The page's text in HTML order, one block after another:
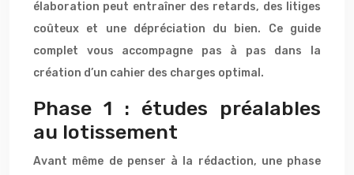
élaboration peut entraîner des retards, des litiges
coûteux et une dépréciation du bien. Ce guide
complet vous accompagne pas à pas dans la
création d’un cahier des charges optimal.
Phase 1 : études préalables
au lotissement
Avant même de penser à la rédaction, une phase